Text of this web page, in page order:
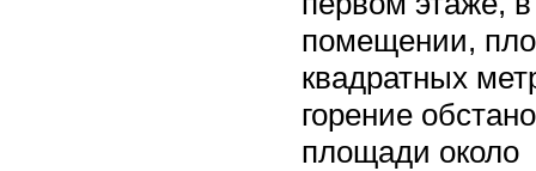
помещении,
квадратных
горение
площади около